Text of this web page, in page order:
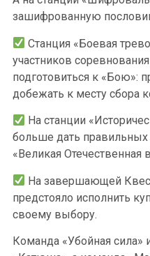
зашифрованную
Станция «Боевая
участников
подготовиться к «Бою»:
добежать к месту сбора
На станции
больше дать правильных
«Великая Отечественная
На завершающей
предстояло исполнить
своему выбору.
Команда «Убойная сила»